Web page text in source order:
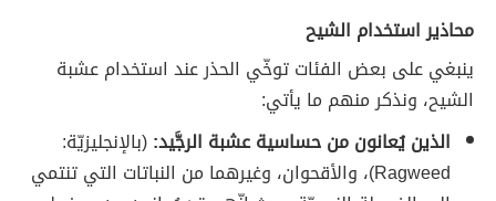
محاذير استخدام الشيح
ينبغي على بعض الفئات توخّي الحذر عند استخدام عشبة
الشيح، ونذكر منهم ما يأتي:
الذين يُعانون من حساسية عشبة الرجَّيد:(بالإنجليزيّة:
Ragweed)، والأقحوان، وغيرهما من النباتات التي تنتمي